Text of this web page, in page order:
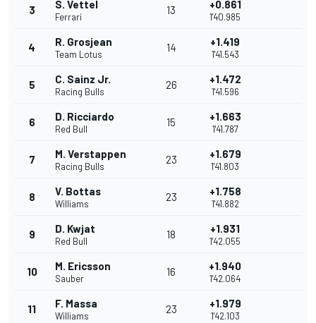
3 S. Vettel
Ferrari
13 +0.861
1'40.985
4 R. Grosjean
Team Lotus
14 +1.419
1'41.543
5 C. Sainz Jr.
Racing Bulls
26 +1.472
1'41.596
6 D. Ricciardo
Red Bull
15 +1.663
1'41.787
7 M. Verstappen
Racing Bulls
23 +1.679
1'41.803
8 V. Bottas
Williams
23 +1.758
1'41.882
9 D. Kwjat
Red Bull
18 +1.931
1'42.055
10 M. Ericsson
Sauber
16 +1.940
1'42.064
11 F. Massa
Williams
23 +1.979
1'42.103